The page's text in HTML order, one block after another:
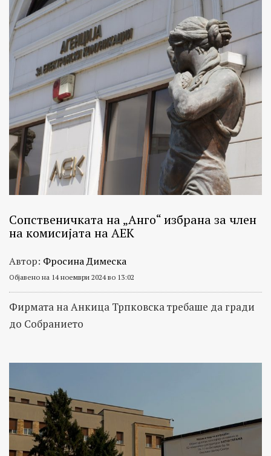
Сопственичката на „Анго“ избрана за член
на комисијата на АЕК
Автор: Фросина Димеска
Објавено на 14 ноември 2024 во 13:02
Фирмата на Анкица Трпковска требаше да гради
до Собранието